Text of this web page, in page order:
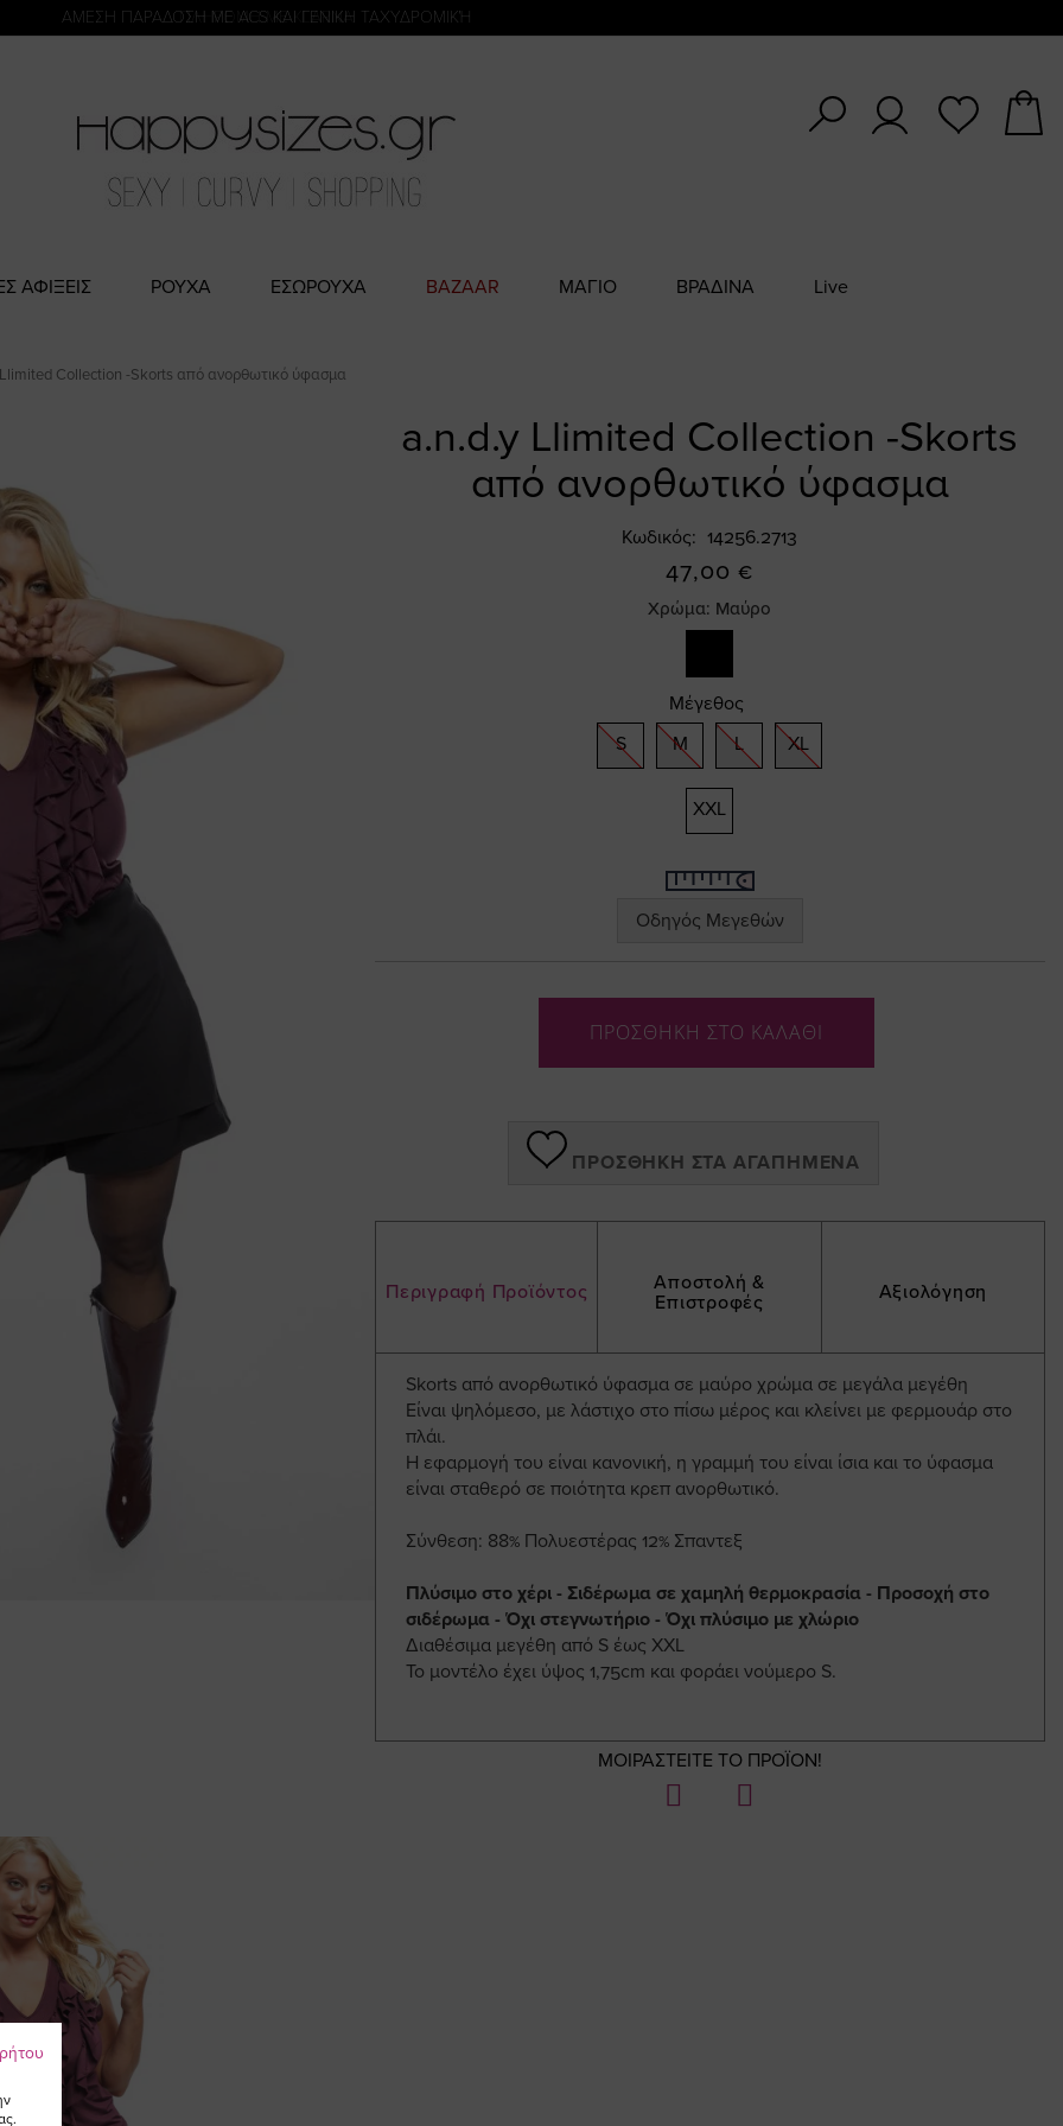
ΑΜΕΣΗ ΠΑΡΑΔΟΣΗ ΜΕ ACS ΚΑΙ ΓΕΝΙΚΗ ΤΑΧΥΔΡΟΜΙΚΉ
ΑΦΙΞΕΙΣ ΡΟΥΧΑ ΕΣΩΡΟΥΧΑ BAZAAR ΜΑΓΙΟ ΒΡΑΔΙΝΑ Live
Collection -Skorts από ανορθωτικό ύφασμα
a.n.d.y Llimited Collection -Skorts
από ανορθωτικό ύφασμα
Κωδικός 14256.2713
47,00 €
Χρώμα: Μαύρο
Μέγεθος
S
M L XL
XXL
Οδηγός Μεγεθών
ΠΡΟΣΘΗΚΗ ΣΤΟ ΚΑΛΑΘΙ
ΠΡΟΣΘΉΚΗ ΣΤΑ ΑΓΑΠΗΜΈΝΑ
Περιγραφή Προϊόντος
Αποστολή &
Επιστροφές
Αξιολόγηση
Skorts από ανορθωτικό ύφασμα σε μαύρο χρώμα σε μεγάλα μεγέθη
Είναι ψηλόμεσο, με λάστιχο στο πίσω μέρος και κλείνει με φερμουάρ στο
πλάι.
Η εφαρμογή του είναι κανονική, η γραμμή του είναι ίσια και το ύφασμα
είναι σταθερό σε ποιότητα κρεπ ανορθωτικό.
Σύνθεση: 88% Πολυεστέρας 12% Σπαντεξ
Πλύσιμο στο χέρι - Σιδέρωμα σε χαμηλή θερμοκρασία - Προσοχή στο
σιδέρωμα - Όχι στεγνωτήριο - Όχι πλύσιμο με χλώριο
Διαθέσιμα μεγέθη από S έως XXL
To μοντέλο έχει ύψος 1,75cm και φοράει νούμερο S.
ΜΟΙΡΑΣΤΕΙΤΕ ΤΟ ΠΡΟΪΟΝ!